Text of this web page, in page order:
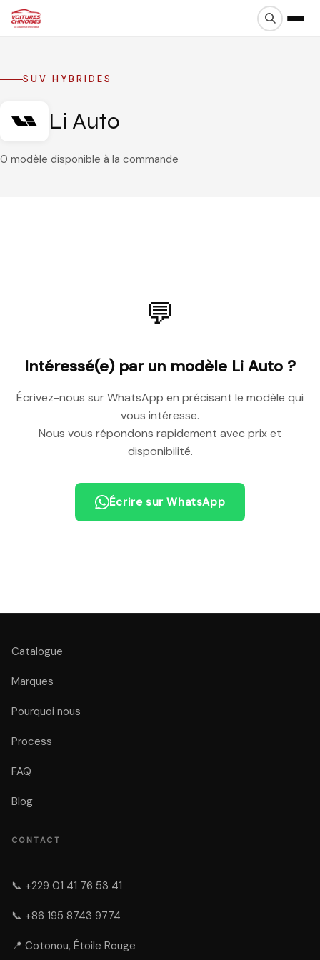
SUV HYBRIDES
Li Auto
0 modèle disponible à la commande
💬
Intéressé(e) par un modèle Li Auto ?
Écrivez-nous sur WhatsApp en précisant le modèle qui
vous intéresse.
Nous vous répondons rapidement avec prix et
disponibilité.
Écrire sur WhatsApp
Catalogue
Marques
Pourquoi nous
Process
FAQ
Blog
CONTACT
📞 +229 01 41 76 53 41
📞 +86 195 8743 9774
📍 Cotonou, Étoile Rouge